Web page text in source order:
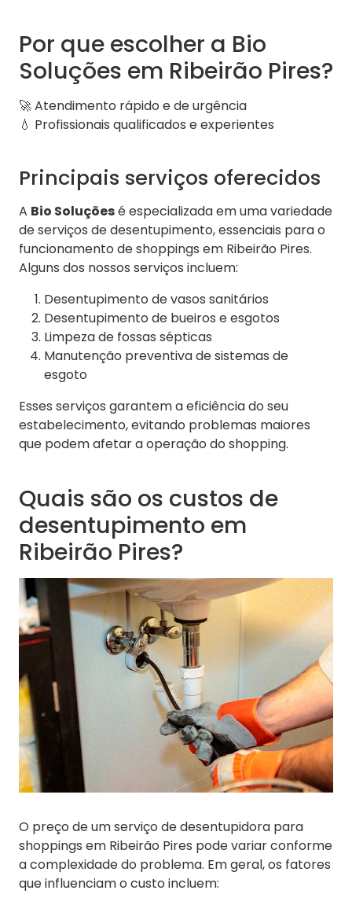
Por que escolher a Bio
Soluções em Ribeirão Pires?
🚀 Atendimento rápido e de urgência
💧 Profissionais qualificados e experientes
Principais serviços oferecidos
A Bio Soluçõesé especializada em uma variedade
de serviços de desentupimento, essenciais para o
funcionamento de shoppings em Ribeirão Pires.
Alguns dos nossos serviços incluem:
Desentupimento de vasos sanitários
Desentupimento de bueiros e esgotos
Limpeza de fossas sépticas
Manutenção preventiva de sistemas de
esgoto
Esses serviços garantem a eficiência do seu
estabelecimento, evitando problemas maiores
que podem afetar a operação do shopping.
Quais são os custos de
desentupimento em
Ribeirão Pires?
O preço de um serviço de desentupidora para
shoppings em Ribeirão Pires pode variar conforme
a complexidade do problema. Em geral, os fatores
que influenciam o custo incluem: